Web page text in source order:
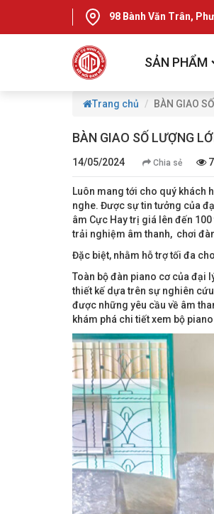
98 Bành Văn Trân,
SẢN PHẨM
Trang chủ BÀN GIAO
BÀN GIAO SỐ LƯỢNG
14/05/2024 Chia sẻ
Luôn mang tới cho quý khách
nghe. Được sự tin tưởng của
âm Cực Hay trị giá lên đến
trải nghiệm âm thanh, chơi
Đặc biệt, nhằm hỗ trợ tối đa
Toàn bộ đàn piano cơ của đại
thiết kế dựa trên sự nghiên
được những yêu cầu về âm
khám phá chi tiết xem bộ